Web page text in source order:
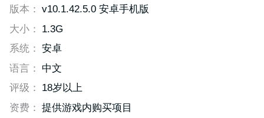
版本： v10.1.42.5.0 安卓手机版
大小：
1.3G
系统： 安卓
语言：
中文
评级：
18岁以上
资费： 提供游戏内购买项目